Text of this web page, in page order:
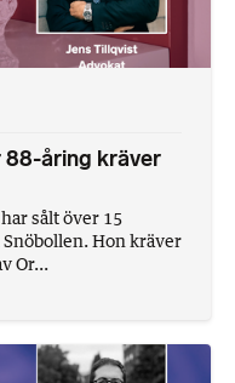
88-åring kräver
sålt över 15
Hon kräver
Or...